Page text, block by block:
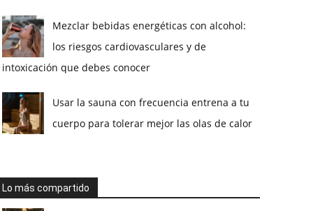
Mezclar bebidas energéticas con alcohol:
los riesgos cardiovasculares y de
intoxicación que debes conocer
Usar la sauna con frecuencia entrena a tu
cuerpo para tolerar mejor las olas de calor
Lo más compartido